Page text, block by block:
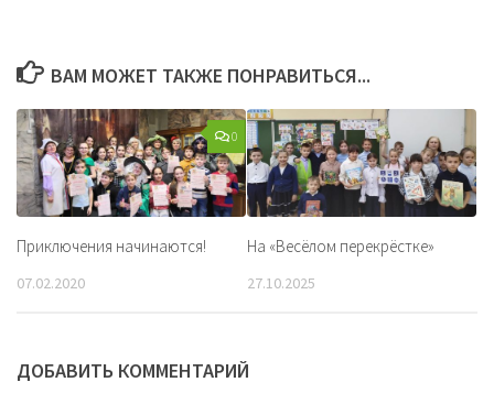
ВАМ МОЖЕТ ТАКЖЕ ПОНРАВИТЬСЯ...
0
Приключения начинаются!
07.02.2020
На «Весёлом перекрёстке»
27.10.2025
ДОБАВИТЬ КОММЕНТАРИЙ